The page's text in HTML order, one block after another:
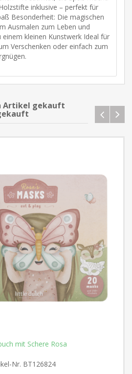
inklusive – perfekt für
Besonderheit: Die magischen
Ausmalen zum Leben und
kleinen Kunstwerk Ideal für
Verschenken oder einfach zum
Artikel gekauft
mit Schere Rosa
Nr. BT126824